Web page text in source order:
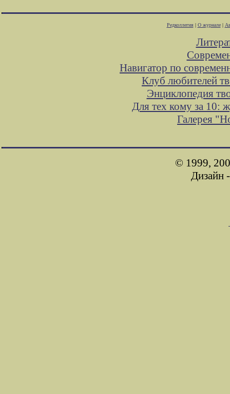
Редколлегия| О журнале|
Навигатор по
Клуб любителей
Энциклопедия
Для тех кому за 10:
Галерея
© 1999,
Дизайн